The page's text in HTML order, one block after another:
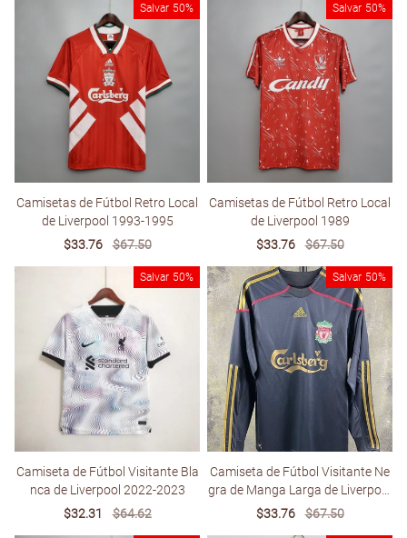
Salvar 50%
Camisetas de Fútbol Retro Local
de Liverpool 1993-1995
Sale
$33.76
Regular
$67.50
Salvar 50%
Camisetas de Fútbol Retro Local
de Liverpool 1989
Sale
$33.76
Regular
$67.50
Salvar 50%
Camiseta de Fútbol Visitante Bla
nca de Liverpool 2022-2023
Sale
$32.31
Regular
$64.62
Salvar 50%
Camiseta de Fútbol Visitante Ne
gra de Manga Larga de Liverpool
2009-2010
Sale
$33.76
Regular
$67.50